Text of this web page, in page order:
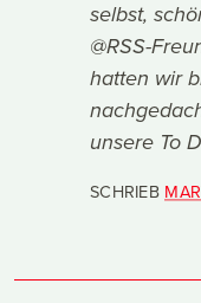
selbst,
@RSS-
hatten wir
unsere To
SCHRIEB